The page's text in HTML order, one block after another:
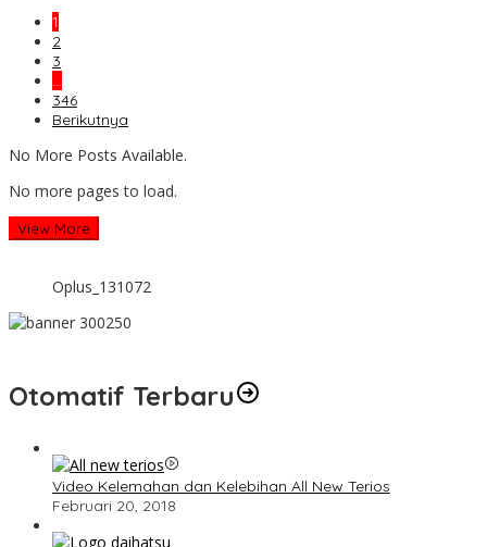
1
2
3
…
346
Berikutnya
No More Posts Available.
No more pages to load.
View More
Oplus_131072
Otomatif Terbaru
Video Kelemahan dan Kelebihan All New Terios
Februari 20, 2018